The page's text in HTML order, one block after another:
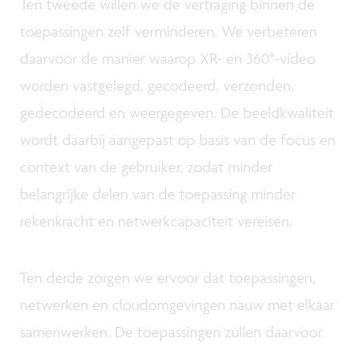
toepassingen zelf verminderen. We verbeteren
daarvoor de manier waarop XR- en 360°-video
worden vastgelegd, gecodeerd, verzonden,
gedecodeerd en weergegeven. De beeldkwaliteit
wordt daarbij aangepast op basis van de focus en
context van de gebruiker, zodat minder
belangrijke delen van de toepassing minder
rekenkracht en netwerkcapaciteit vereisen.
Ten derde zorgen we ervoor dat toepassingen,
netwerken en cloudomgevingen nauw met elkaar
samenwerken. De toepassingen zullen daarvoor